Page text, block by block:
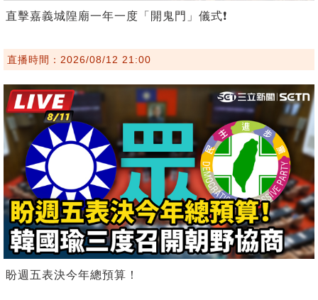
直擊嘉義城隍廟一年一度「開鬼門」儀式❗️
直播時間：2026/08/12 21:00
盼週五表決今年總預算！